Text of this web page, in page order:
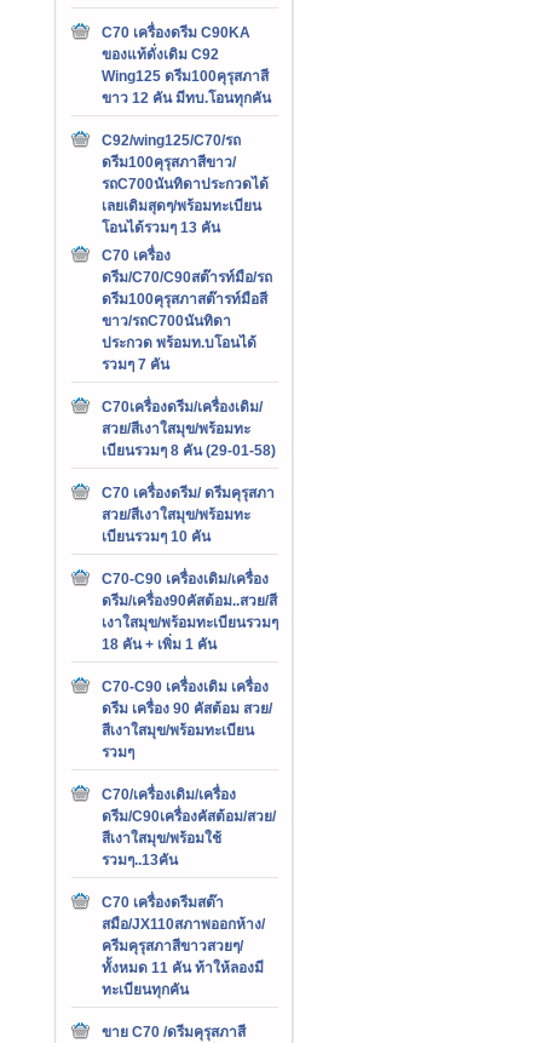
C70 เครื่องดรีม C90KA
ของแท้ดั่งเดิม C92
Wing125 ดรีม100คุรุสภาสี
ขาว 12 คัน มีทบ.โอนทุกคัน
C92/wing125/C70/รถ
ดรีม100คุรุสภาสีขาว/
รถC700นันทิดาประกวดได้
เลยเดิมสุดๆ/พร้อมทะเบียน
โอนได้รวมๆ 13 คัน
C70 เครื่อง
ดรีม/C70/C90สต๊ารท์มือ/รถ
ดรีม100คุรุสภาสต๊ารท์มือสี
ขาว/รถC700นันทิดา
ประกวด พร้อมท.บโอนได้
รวมๆ 7 คัน
C70เครื่องดรีม/เครื่องเดิม/
สวย/สีเงาใสมุข/พร้อมทะ
เบียนรวมๆ 8 คัน (29-01-58)
C70 เครื่องดรีม/ ดรีมคุรุสภา
สวย/สีเงาใสมุข/พร้อมทะ
เบียนรวมๆ 10 คัน
C70-C90 เครื่องเดิม/เครื่อง
ดรีม/เครื่อง90คัสต้อม..สวย/สี
เงาใสมุข/พร้อมทะเบียนรวมๆ
18 คัน + เพิ่ม 1 คัน
C70-C90 เครื่องเดิม เครื่อง
ดรีม เครื่อง 90 คัสต้อม สวย/
สีเงาใสมุข/พร้อมทะเบียน
รวมๆ
C70/เครื่องเดิม/เครื่อง
ดรีม/C90เครื่องคัสต้อม/สวย/
สีเงาใสมุข/พร้อมใช้
รวมๆ..13คัน
C70 เครื่องดรีมสต๊า
สมือ/JX110สภาพออกห้าง/
ครีมคุรุสภาสีขาวสวยๆ/
ทั้งหมด 11 คัน ท้าให้ลองมี
ทะเบียนทุกคัน
ขาย C70 /ดรีมคุรุสภาสี